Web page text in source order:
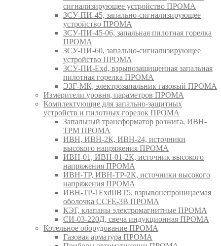
сигнализирующее устройство ПРОМА
ЗСУ-ПИ-45, запально-сигнализирующее
устройство ПРОМА
ЗСУ-ПИ-45-06, запальная пилотная горелка
ПРОМА
ЗСУ-ПИ-60, запально-сигнализирующее
устройство ПРОМА
ЗСУ-ПИ-Exd, взрывозащищенная запальная
пилотная горелка ПРОМА
ЭЗГ-МК, электрозапальник газовый ПРОМА
Измерители уровня, параметров ПРОМА
Комплектующие для запально-защитных
устройств и пилотных горелок ПРОМА
Запальный трансформатор розжига, ИВН-
ТРМ ПРОМА
ИВН, ИВН-2К, ИВН-24, источники
высокого напряжения ПРОМА
ИВН-01, ИВН-01-2К, источник высокого
напряжения ПРОМА
ИВН-ТР, ИВН-ТР-2К, источники высокого
напряжения ПРОМА
ИВН-ТР-1ExdIIBT5, взрывонепроницаемая
оболочка CCFE-3B ПРОМА
КЭГ, клапаны электромагнитные ПРОМА
СИ-03-220Д, свеча индукционная ПРОМА
Котельное оборудование ПРОМА
Газовая арматура ПРОМА